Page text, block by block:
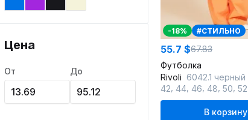
Цена
От До
-18% #СТИЛЬНО
55.7 $67.83
Футболка
Rivoli 6042.1 черный
42 44 46 48 50 52
В корзину